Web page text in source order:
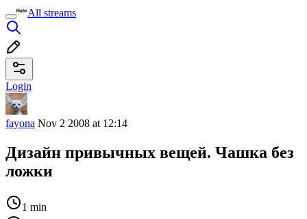
All streams
Login
fayona Nov 2 2008 at 12:14
Дизайн привычных вещей. Чашка без
ложки
1 min